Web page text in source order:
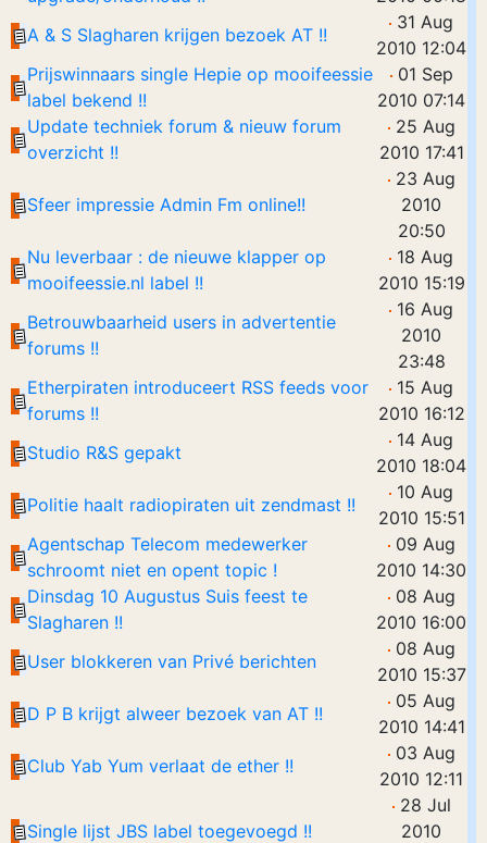
A & S Slagharen krijgen bezoek AT !!
31 Aug
2010 12:04
Prijswinnaars single Hepie op mooifeessie
label bekend !!
01 Sep
2010 07:14
Update techniek forum & nieuw forum
overzicht !!
25 Aug
2010 17:41
Sfeer impressie Admin Fm online!!
23 Aug
2010
20:50
Nu leverbaar : de nieuwe klapper op
mooifeessie.nl label !!
18 Aug
2010 15:19
Betrouwbaarheid users in advertentie
forums !!
16 Aug
2010
23:48
Etherpiraten introduceert RSS feeds voor
forums !!
15 Aug
2010 16:12
Studio R&S gepakt
14 Aug
2010 18:04
Politie haalt radiopiraten uit zendmast !!
10 Aug
2010 15:51
Agentschap Telecom medewerker
schroomt niet en opent topic !
09 Aug
2010 14:30
Dinsdag 10 Augustus Suis feest te
Slagharen !!
08 Aug
2010 16:00
User blokkeren van Privé berichten
08 Aug
2010 15:37
D P B krijgt alweer bezoek van AT !!
05 Aug
2010 14:41
Club Yab Yum verlaat de ether !!
03 Aug
2010 12:11
Single lijst JBS label toegevoegd !!
28 Jul
2010